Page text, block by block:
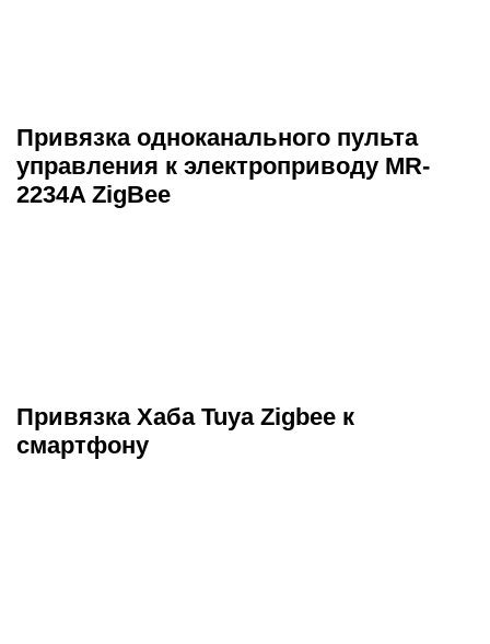
Привязка одноканального пульта
управления к электроприводу MR-
2234A ZigBee
Привязка Хаба Tuya Zigbee к
смартфону